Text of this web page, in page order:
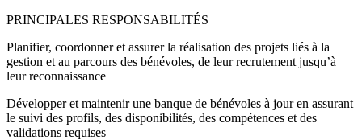
PRINCIPALES RESPONSABILITÉS
Planifier, coordonner et assurer la réalisation des projets liés à la
gestion et au parcours des bénévoles, de leur recrutement jusqu’à
leur reconnaissance
Développer et maintenir une banque de bénévoles à jour en assurant
le suivi des profils, des disponibilités, des compétences et des
validations requises